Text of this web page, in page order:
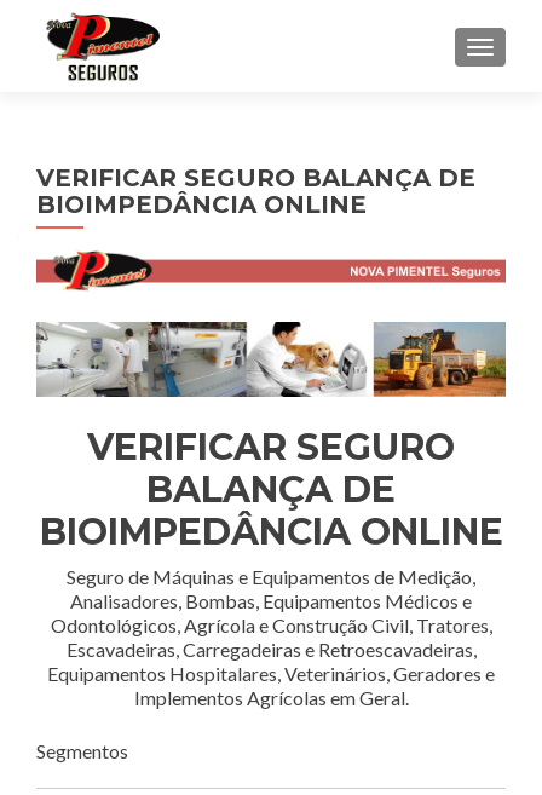
VERIFICAR SEGURO BALANÇA DE
BIOIMPEDÂNCIA ONLINE
VERIFICAR SEGURO
BALANÇA DE
BIOIMPEDÂNCIA ONLINE
Seguro de Máquinas e Equipamentos de Medição,
Analisadores, Bombas, Equipamentos Médicos e
Odontológicos, Agrícola e Construção Civil, Tratores,
Escavadeiras, Carregadeiras e Retroescavadeiras,
Equipamentos Hospitalares, Veterinários, Geradores e
Implementos Agrícolas em Geral.
Segmentos